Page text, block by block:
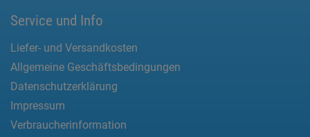
Service und Info
Liefer- und Versandkosten
Allgemeine Geschäftsbedingungen
Datenschutzerklärung
Impressum
Verbraucherinformation